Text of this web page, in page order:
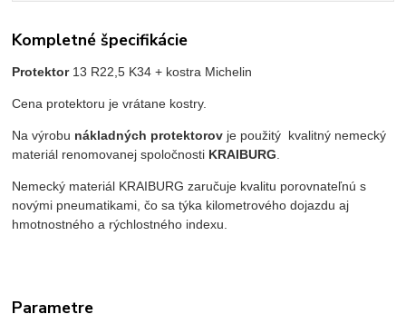
Kompletné špecifikácie
Protektor13 R22,5 K34+ kostra Michelin
Cena protektoru je vrátane kostry.
Na výrobu nákladných protektorov je použitý kvalitný nemecký
materiál renomovanej spoločnosti KRAIBURG
Nemecký materiál KRAIBURG zaručuje kvalitu porovnateľnú s
novými pneumatikami, čo sa týka kilometrového dojazdu aj
hmotnostného a rýchlostného indexu.
Parametre